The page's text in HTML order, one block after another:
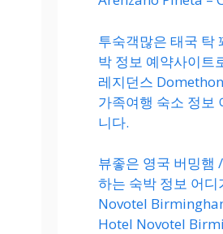
투숙객많은 태국 탁
박 정보 예약사이트
레지던스
가족여행 숙소 정보
니다.
뷰좋은 영국 버밍햄
하는 숙박 정보 어디
Novotel
Hotel Novotel